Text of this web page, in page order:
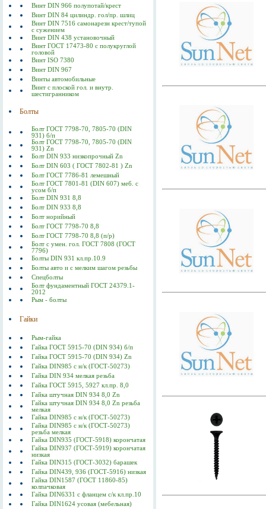
Винт DIN 966 полупотай/крест
Винт DIN 84 цилиндр. гол/пр. шлиц
Винт DIN 7516 самонарезн крест/тупой
с сужением
Винт DIN 438 установочный
Винт ГОСТ 17473-80 c полукруглой
головой
Винт ISO 7380
Винт DIN 967
Винты автомобильные
Винт с плоской гол. и внутр.
шестигранником
Болты
Болт ГОСТ 7798-70, 7805-70 (DIN
931) б/п
Болт ГОСТ 7798-70, 7805-70 (DIN
931) Zn
Болт DIN 933 низкопрочный Zn
Болт DIN 603 ( ГОСТ 7802-81 ) Zn
Болт ГОСТ 7786-81 лемешный
Болт ГОСТ 7801-81 (DIN 607) меб. с
усом б/п
Болт DIN 931 8,8
Болт DIN 933 8,8
Болт норийный
Болт ГОСТ 7798-70 8,8
Болт ГОСТ 7798-70 8,8 (п/р)
Болт с умен. гол. ГОСТ 7808 (ГОСТ
7796)
Болты DIN 931 кл.пр.10.9
Болты авто и с мелким шагом резьбы
Спецболты
Болт фундаментный ГОСТ 24379.1-
2012
Рым - болты
Гайки
Рым-гайка
Гайка ГОСТ 5915-70 (DIN 934) б/п
Гайка ГОСТ 5915-70 (DIN 934) Zn
Гайка DIN985 с н/к (ГОСТ-50273)
Гайка DIN 934 мелкая резьба
Гайка ГОСТ 5915, 5927 кл.пр. 8,0
Гайка штучная DIN 934 8,0 Zn
Гайка штучная DIN 934 8,0 Zn резьба
мелкая
Гайка DIN985 с н/к (ГОСТ-50273)
Гайка DIN985 с н/к (ГОСТ-50273)
резьба мелкая
Гайка DIN935 (ГОСТ-5918) корончатая
Гайка DIN937 (ГОСТ-5919) корончатая
низкая
Гайка DIN315 (ГОСТ-3032) барашек
Гайка DIN439, 936 (ГОСТ-5916) низкая
Гайка DIN1587 (ГОСТ 11860-85)
колпачковая
Гайка DIN6331 с фланцем с/к кл.пр.10
Гайка DIN1624 усовая (мебельная)